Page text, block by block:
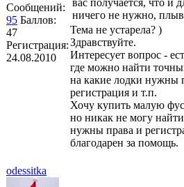
Сообщений:
95 Баллов:
47
Регистрация:
24.08.2010
ничего не нужно,
Тема не устарела? )
Здравствуйте.
Интересует вопрос -
где можно найти
на какие лодки нужны
регистрация и т.п.
Хочу купить малую
но никак не могу
нужны права и
благодарен за помощь.
odessitka